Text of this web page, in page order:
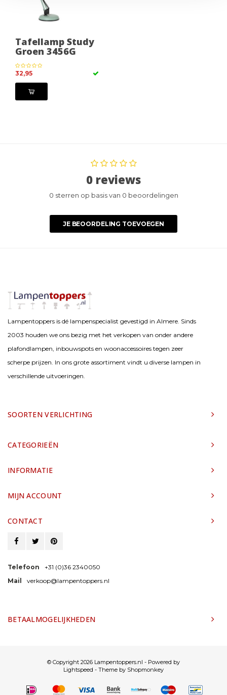
Tafellamp Study
Groen 3456G
32,95
0 reviews
0 sterren op basis van 0 beoordelingen
JE BEOORDELING TOEVOEGEN
Lampentoppers is dé lampenspecialist gevestigd in Almere. Sinds
2003 houden we ons bezig met het verkopen van onder andere
plafondlampen, inbouwspots en woonaccessoires tegen zeer
scherpe prijzen. In ons grote assortiment vindt u diverse lampen in
verschillende uitvoeringen.
SOORTEN VERLICHTING
CATEGORIEËN
INFORMATIE
MIJN ACCOUNT
CONTACT
Telefoon
+31 (0)36 2340050
Mail
verkoop@lampentoppers.nl
BETAALMOGELIJKHEDEN
© Copyright 2026 Lampentoppers.nl - Powered by
Lightspeed - Theme by Shopmonkey